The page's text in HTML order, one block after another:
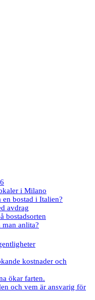
i Milano
bostad i Italien?
avdrag
bostadsorten
anlita?
kostnader och
ökar farten.
och vem är ansvarig för